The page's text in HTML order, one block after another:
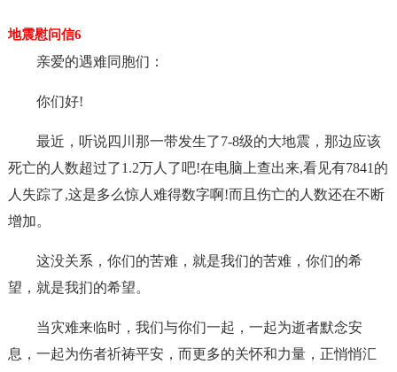
地震慰问信6
亲爱的遇难同胞们：
你们好!
最近，听说四川那一带发生了7-8级的大地震，那边应该
死亡的人数超过了1.2万人了吧!在电脑上查出来,看见有7841的
人失踪了,这是多么惊人难得数字啊!而且伤亡的人数还在不断
增加。
这没关系，你们的苦难，就是我们的苦难，你们的希
望，就是我扪的希望。
当灾难来临时，我们与你们一起，一起为逝者默念安
息，一起为伤者祈祷平安，而更多的关怀和力量，正悄悄汇